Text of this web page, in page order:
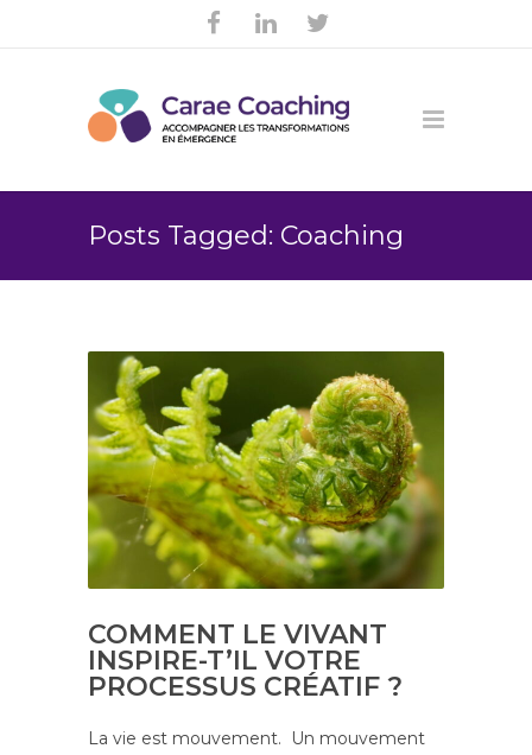
Posts Tagged: Coaching
COMMENT LE VIVANT
INSPIRE-T’IL VOTRE
PROCESSUS CRÉATIF ?
La vie est mouvement. Un mouvement